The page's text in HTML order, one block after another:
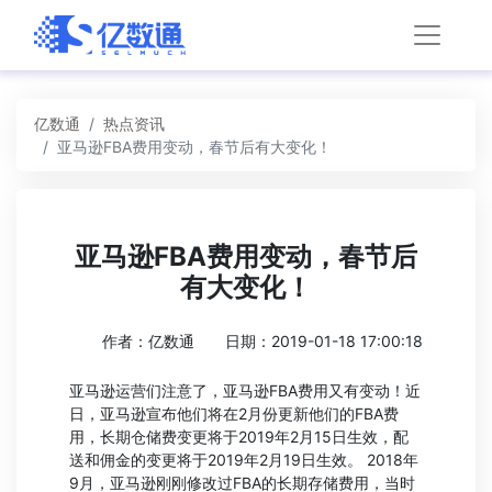
亿数通
热点资讯
亚马逊FBA费用变动，春节后有大变化！
亚马逊FBA费用变动，春节后
有大变化！
作者：亿数通 日期：2019-01-18 17:00:18
亚马逊运营们注意了，亚马逊FBA费用又有变动！近
日，亚马逊宣布他们将在2月份更新他们的FBA费
用，长期仓储费变更将于2019年2月15日生效，配
送和佣金的变更将于2019年2月19日生效。 2018年
9月，亚马逊刚刚修改过FBA的长期存储费用，当时